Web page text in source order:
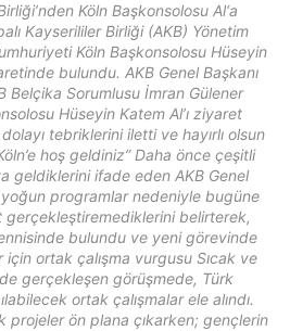
Köln Başkonsolosu Al‘a
Kayserililer Birliği (AKB) Yönetim
Köln Başkonsolosu Hüseyin
bulundu. AKB Genel Başkanı
Belçika Sorumlusu İmran Gülener
Hüseyin Katem Al’ı ziyaret
tebriklerini iletti ve hayırlı olsun
hoş geldiniz” Daha önce çeşitli
geldiklerini ifade eden AKB Genel
yoğun programlar nedeniyle bugüne
belirterek,
bulundu ve yeni görevinde
için ortak çalışma vurgusu Sıcak ve
gerçekleşen görüşmede, Türk
ortak çalışmalar ele alındı.
projeler ön plana çıkarken; gençlerin